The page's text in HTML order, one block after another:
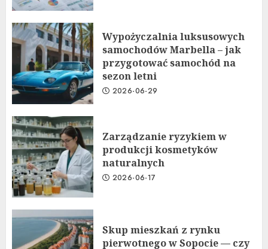
Wypożyczalnia luksusowych
samochodów Marbella – jak
przygotować samochód na
sezon letni
2026-06-29
Zarządzanie ryzykiem w
produkcji kosmetyków
naturalnych
2026-06-17
Skup mieszkań z rynku
pierwotnego w Sopocie — czy